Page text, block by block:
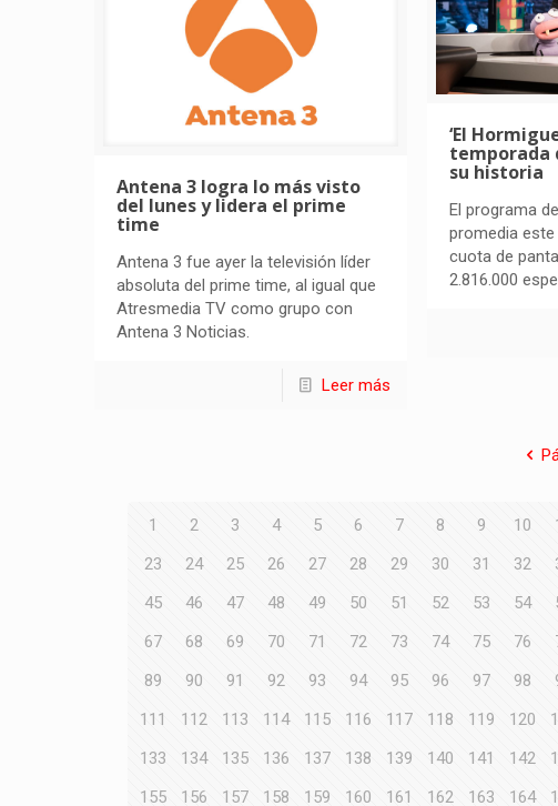
Antena 3 logra lo más visto
del lunes y lidera el prime
time
Antena 3 fue ayer la televisión líder
absoluta del prime time, al igual que
Atresmedia TV como grupo con
Antena 3 Noticias.
Leer más
‘El
temporada
su historia
El programa
promedia este
cuota de
2.816.000
1 2 3 4 5 6 7 8 9 10
23
24 25 26 27 28 29 30 31 32
45
46 47 48 49 50 51 52 53 54
67
68 69 70 71 72 73 74 75 76
89
90 91 92 93 94 95 96 97 98
111
112 113 114 115 116 117 118 119 120
133
134 135 136 137 138 139 140 141 142
155
156 157 158 159 160 161 162 163 164